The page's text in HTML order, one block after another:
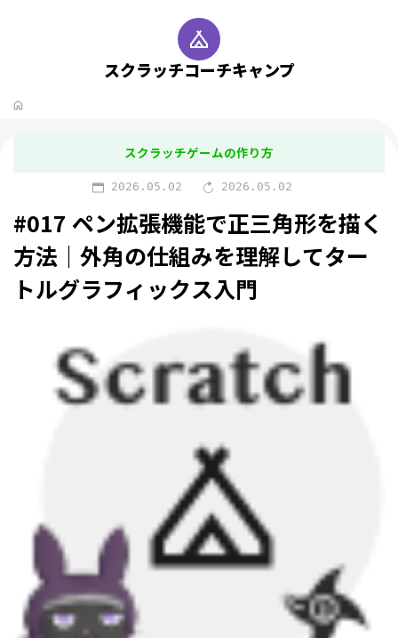
スクラッチコーチキャンプ
スクラッチゲームの作り方
2026.05.02 2026.05.02
#017 ペン拡張機能で正三角形を描く
方法｜外角の仕組みを理解してター
トルグラフィックス入門